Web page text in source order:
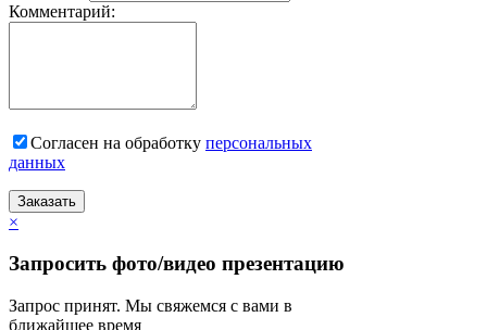
Комментарий:
Согласен на обработку персональныx
данных
Заказать
×
Запросить фото/видео презентацию
Запрос принят. Мы свяжемся с вами в
ближайшее время